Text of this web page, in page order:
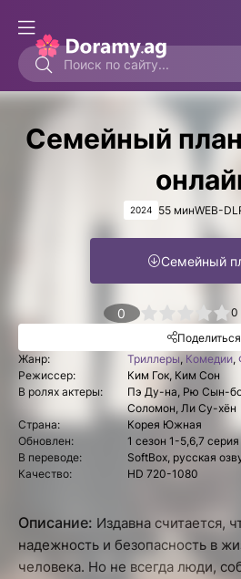
Семейный
2024 55 минWEB-
Семейный
0
4 5 0
Поделиться
Жанр:
Триллеры, Комедии,
Режиссер:
Ким Гок, Ким Сон
В ролях актеры:
Пэ Ду-на, Рю Сын-
Соломон, Ли Су-хён
Страна:
Корея Южная
Обновлен:
1 сезон 1-5,6,7 серия
В переводе:
SoftBox, русская
Качество:
HD 720-1080
Описание: Издавна считается,
надежность и безопасность в
человека. Но не всегда люди,